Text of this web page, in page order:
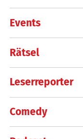
Events
Rätsel
Leserreporter
Comedy